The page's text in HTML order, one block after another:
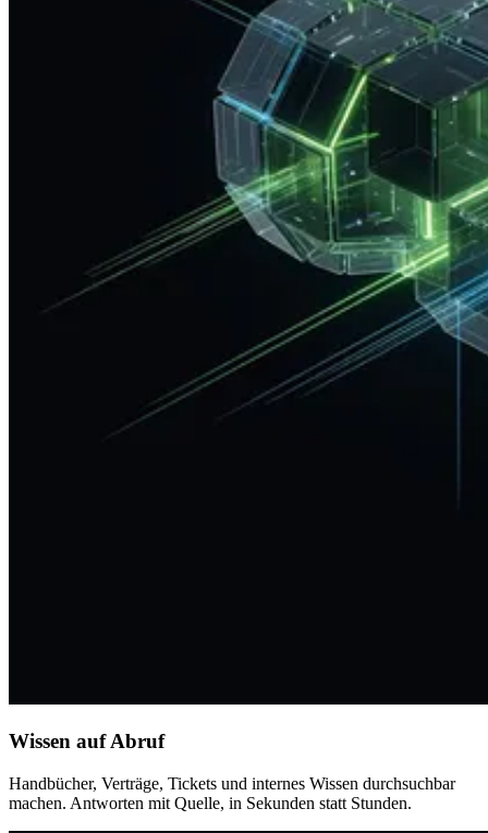
Wissen auf Abruf
Handbücher, Verträge, Tickets und internes Wissen durchsuchbar
machen. Antworten mit Quelle, in Sekunden statt Stunden.